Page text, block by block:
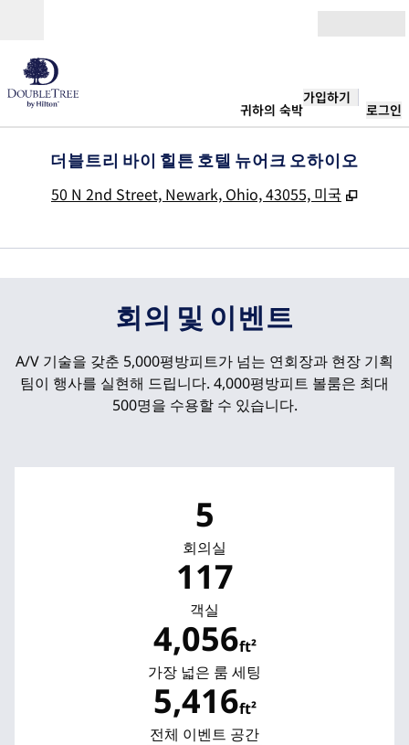
귀하의 숙박
가입하기
로그인
더블트리 바이 힐튼 호텔 뉴어크 오하이오
50 N 2nd Street, Newark, Ohio, 43055, 미국 ,
1/5
1/5
회의 및 이벤트
A/V 기술을 갖춘 5,000평방피트가 넘는 연회장과 현장 기획
팀이 행사를 실현해 드립니다. 4,000평방피트 볼룸은 최대
500명을 수용할 수 있습니다.
5
회의실
117
객실
4,056ft²
ft²
가장 넓은 룸 세팅
5,416ft²
ft²
전체 이벤트 공간